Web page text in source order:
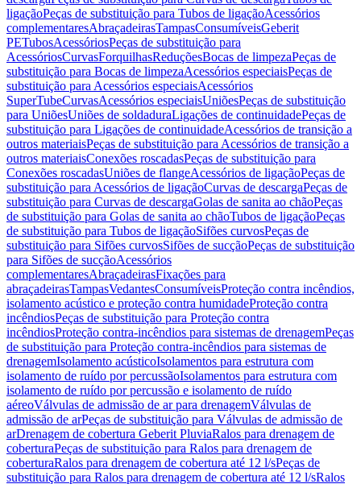
ligaçãoPeças de substituição para Tubos de ligaçãoAcessórios
complementaresAbraçadeirasTampasConsumíveisGeberit
PETubosAcessóriosPeças de substituição para
AcessóriosCurvasForquilhasReduçõesBocas de limpezaPeças de
substituição para Bocas de limpezaAcessórios especiaisPeças de
substituição para Acessórios especiaisAcessórios
SuperTubeCurvasAcessórios especiaisUniõesPeças de substituição
para UniõesUniões de soldaduraLigações de continuidadePeças de
substituição para Ligações de continuidadeAcessórios de transição a
outros materiaisPeças de substituição para Acessórios de transição a
outros materiaisConexões roscadasPeças de substituição para
Conexões roscadasUniões de flangeAcessórios de ligaçãoPeças de
substituição para Acessórios de ligaçãoCurvas de descargaPeças de
substituição para Curvas de descargaGolas de sanita ao chãoPeças
de substituição para Golas de sanita ao chãoTubos de ligaçãoPeças
de substituição para Tubos de ligaçãoSifões curvosPeças de
substituição para Sifões curvosSifões de sucçãoPeças de substituição
para Sifões de sucçãoAcessórios
complementaresAbraçadeirasFixações para
abraçadeirasTampasVedantesConsumíveisProteção contra incêndios,
isolamento acústico e proteção contra humidadeProteção contra
incêndiosPeças de substituição para Proteção contra
incêndiosProteção contra-incêndios para sistemas de drenagemPeças
de substituição para Proteção contra-incêndios para sistemas de
drenagemIsolamento acústicoIsolamentos para estrutura com
isolamento de ruído por percussãoIsolamentos para estrutura com
isolamento de ruído por percussão e isolamento de ruído
aéreoVálvulas de admissão de ar para drenagemVálvulas de
admissão de arPeças de substituição para Válvulas de admissão de
arDrenagem de cobertura Geberit PluviaRalos para drenagem de
coberturaPeças de substituição para Ralos para drenagem de
coberturaRalos para drenagem de cobertura até 12 l/sPeças de
substituição para Ralos para drenagem de cobertura até 12 l/sRalos